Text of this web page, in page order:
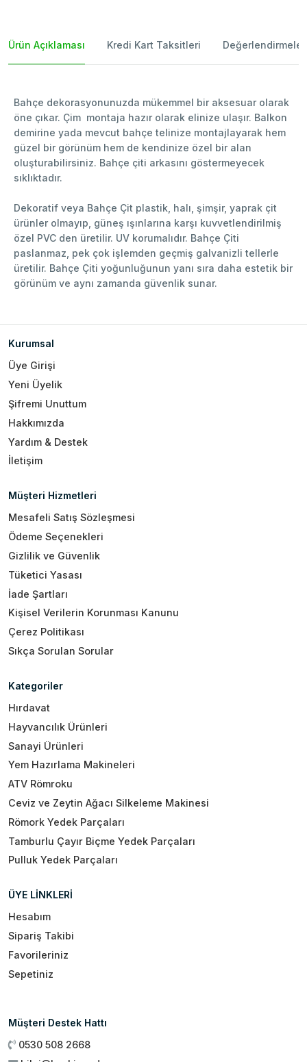
Ürün Açıklaması Kredi Kart Taksitleri Değerlendirmeler
Bahçe dekorasyonunuzda mükemmel bir aksesuar olarak
öne çıkar. Çim montaja hazır olarak elinize ulaşır. Balkon
demirine yada mevcut bahçe telinize montajlayarak hem
güzel bir görünüm hem de kendinize özel bir alan
oluşturabilirsiniz. Bahçe çiti arkasını göstermeyecek
sıklıktadır.
Dekoratif veya Bahçe Çit plastik, halı, şimşir, yaprak çit
ürünler olmayıp, güneş ışınlarına karşı kuvvetlendirilmiş
özel PVC den üretilir. UV korumalıdır. Bahçe Çiti
paslanmaz, pek çok işlemden geçmiş galvanizli tellerle
üretilir. Bahçe Çiti yoğunluğunun yanı sıra daha estetik bir
görünüm ve aynı zamanda güvenlik sunar.
Kurumsal
Üye Girişi
Yeni Üyelik
Şifremi Unuttum
Hakkımızda
Yardım & Destek
İletişim
Müşteri Hizmetleri
Mesafeli Satış Sözleşmesi
Ödeme Seçenekleri
Gizlilik ve Güvenlik
Tüketici Yasası
İade Şartları
Kişisel Verilerin Korunması Kanunu
Çerez Politikası
Sıkça Sorulan Sorular
Kategoriler
Hırdavat
Hayvancılık Ürünleri
Sanayi Ürünleri
Yem Hazırlama Makineleri
ATV Römroku
Ceviz ve Zeytin Ağacı Silkeleme Makinesi
Römork Yedek Parçaları
Tamburlu Çayır Biçme Yedek Parçaları
Pulluk Yedek Parçaları
ÜYE LİNKLERİ
Hesabım
Sipariş Takibi
Favorileriniz
Sepetiniz
Müşteri Destek Hattı
0530 508 2668